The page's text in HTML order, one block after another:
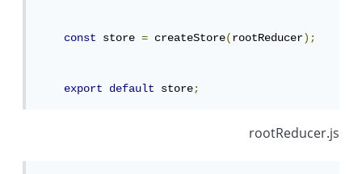
const store = createStore(rootReducer);
export default store;
rootReducer.js